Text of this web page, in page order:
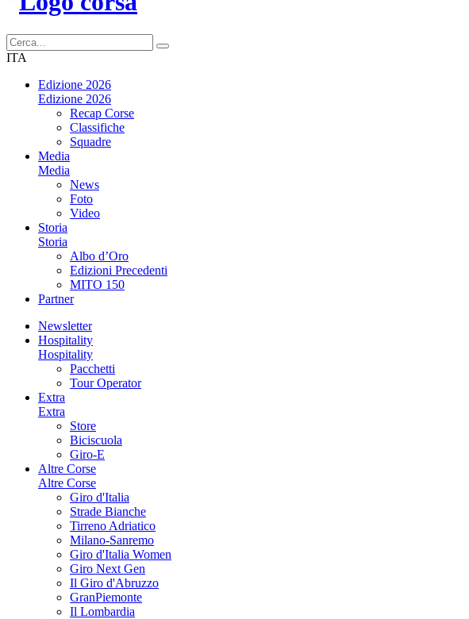
ITA
Edizione 2026
Edizione 2026
Recap Corse
Classifiche
Squadre
Media
Media
News
Foto
Video
Storia
Storia
Albo d’Oro
Edizioni Precedenti
MITO 150
Partner
Newsletter
Hospitality
Hospitality
Pacchetti
Tour Operator
Extra
Extra
Store
Biciscuola
Giro-E
Altre Corse
Altre Corse
Giro d'Italia
Strade Bianche
Tirreno Adriatico
Milano-Sanremo
Giro d'Italia Women
Giro Next Gen
Il Giro d'Abruzzo
GranPiemonte
Il Lombardia